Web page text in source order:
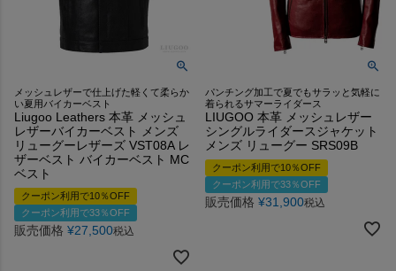
メッシュレザーで仕上げた軽くて柔らか
い夏用バイカーベスト
Liugoo Leathers 本革 メッシュ
レザーバイカーベスト メンズ
リューグーレザーズ VST08A レ
ザーベスト バイカーベスト MC
ベスト
クーポン利用で10％OFF
クーポン利用で33％OFF
販売価格 ¥27,500税込
パンチング加工で夏でもサラッと気軽に
着られるサマーライダース
LIUGOO 本革 メッシュレザー
シングルライダースジャケット
メンズ リューグー SRS09B
クーポン利用で10％OFF
クーポン利用で33％OFF
販売価格 ¥31,900税込